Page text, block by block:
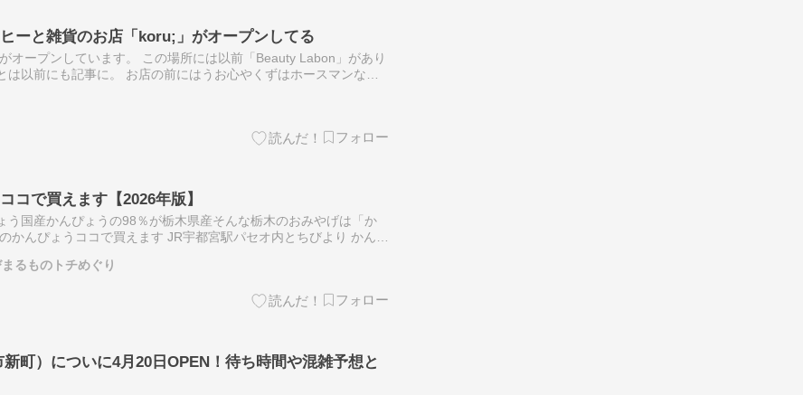
ーと雑貨のお店「koru;」がオープンしてる
オープンしています。 この場所には以前「Beauty Labon」があり
は以前にも記事に。 お店の前にはうお心やくずはホースマンなど
コで買えます【2026年版】
う国産かんぴょうの98％が栃木県産そんな栃木のおみやげは「か
かんぴょうココで買えます JR宇都宮駅パセオ内とちびより かんぴ
るものトチめぐり
町）についに4月20日OPEN！待ち時間や混雑予想と